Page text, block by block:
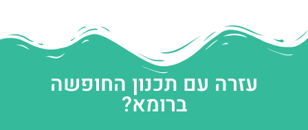
עזרה עם תכנון החופשה
ברומא?